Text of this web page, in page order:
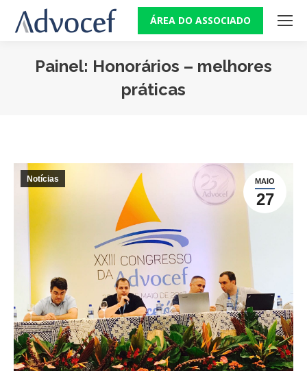
ÁREA DO ASSOCIADO
Painel: Honorários – melhores
práticas
MAIO
27
Notícias